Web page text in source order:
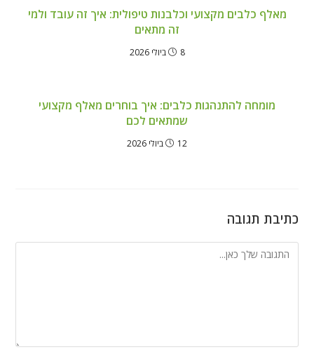
מאלף כלבים מקצועי וכלבנות טיפולית: איך זה עובד ולמי
זה מתאים
8 ביולי 2026
מומחה להתנהגות כלבים: איך בוחרים מאלף מקצועי
שמתאים לכם
12 ביולי 2026
כתיבת תגובה